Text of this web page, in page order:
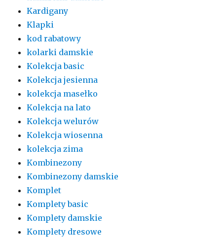
Kardigany
Klapki
kod rabatowy
kolarki damskie
Kolekcja basic
Kolekcja jesienna
kolekcja masełko
Kolekcja na lato
Kolekcja welurów
Kolekcja wiosenna
kolekcja zima
Kombinezony
Kombinezony damskie
Komplet
Komplety basic
Komplety damskie
Komplety dresowe